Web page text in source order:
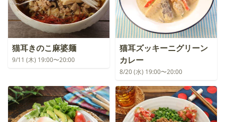
猫耳きのこ麻婆麺
9/11 (木) 19:00〜20:00
猫耳ズッキーニグリーン
カレー
8/20 (水) 19:00〜20:00